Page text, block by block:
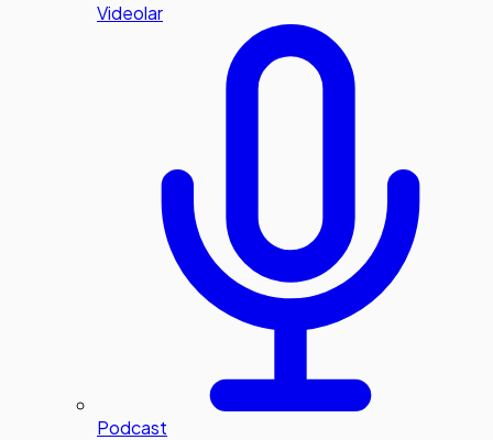
Videolar
Podcast